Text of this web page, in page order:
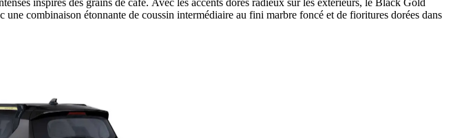
combinaison étonnante de coussin intermédiaire au fini marbre foncé et de fioritures dorées dans